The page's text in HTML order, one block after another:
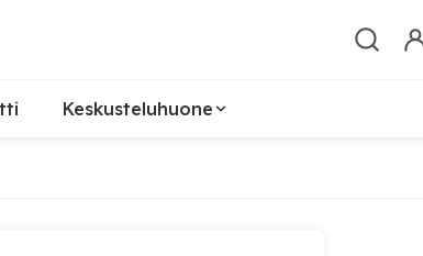
Keskusteluhuone